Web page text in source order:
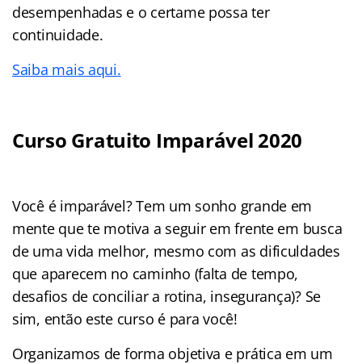
desempenhadas e o certame possa ter
continuidade.
Saiba mais aqui.
Curso Gratuito Imparável 2020
Você é imparável? Tem um sonho grande em
mente que te motiva a seguir em frente em busca
de uma vida melhor, mesmo com as dificuldades
que aparecem no caminho (falta de tempo,
desafios de conciliar a rotina, insegurança)? Se
sim, então este curso é para você!
Organizamos de forma objetiva e prática em um